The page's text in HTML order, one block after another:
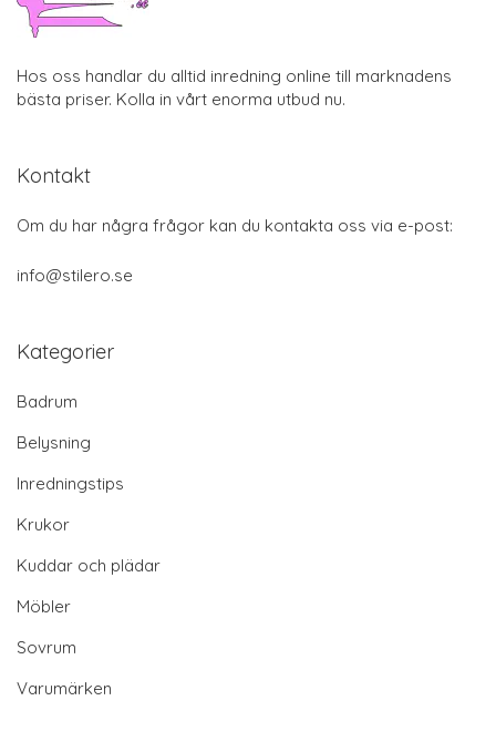
Hos oss handlar du alltid inredning online till marknadens
bästa priser. Kolla in vårt enorma utbud nu.
Kontakt
Om du har några frågor kan du kontakta oss via e-post:
info@stilero.se
Kategorier
Badrum
Belysning
Inredningstips
Krukor
Kuddar och plädar
Möbler
Sovrum
Varumärken